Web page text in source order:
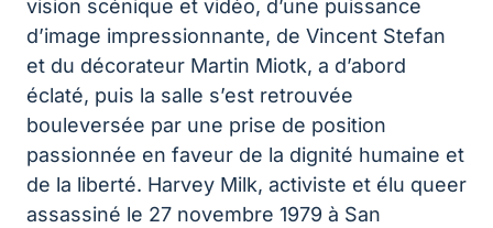
vision scénique et vidéo, d’une puissance
d’image impressionnante, de Vincent Stefan
et du décorateur Martin Miotk, a d’abord
éclaté, puis la salle s’est retrouvée
bouleversée par une prise de position
passionnée en faveur de la dignité humaine et
de la liberté. Harvey Milk, activiste et élu queer
assassiné le 27 novembre 1979 à San